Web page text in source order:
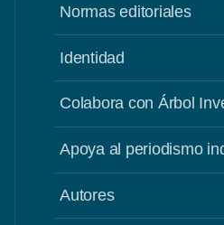
Normas editoriales
Identidad
Colabora con Árbol
Apoya al periodismo
Autores